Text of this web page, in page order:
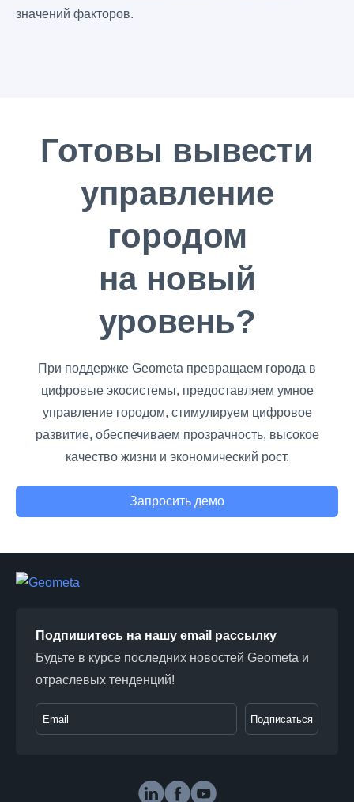
значений факторов.
Готовы вывести
управление
городом
на новый
уровень?
При поддержке Geometa превращаем города в
цифровые экосистемы, предоставляем умное
управление городом, стимулируем цифровое
развитие, обеспечиваем прозрачность, высокое
качество жизни и экономический рост.
Запросить демо
Подпишитесь на нашу email рассылку
Будьте в курсе последних новостей Geometa и
отраслевых тенденций!
Подписаться
Geometa in social media
LinkedInFacebook
Youtube